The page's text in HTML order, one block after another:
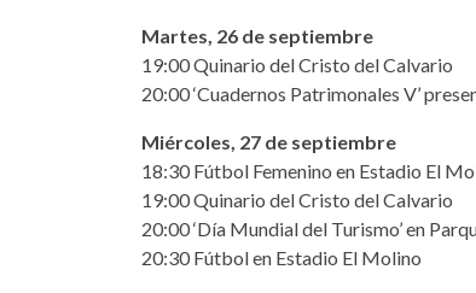
Martes, 26 de septiembre
19:00 Quinario del Cristo del Calvario
20:00 ‘Cuadernos Patrimonales V’
Miércoles, 27 de septiembre
18:30 Fútbol Femenino en Estadio El
19:00 Quinario del Cristo del Calvario
20:00 ‘Día Mundial del Turismo’ en
20:30 Fútbol en Estadio El Molino